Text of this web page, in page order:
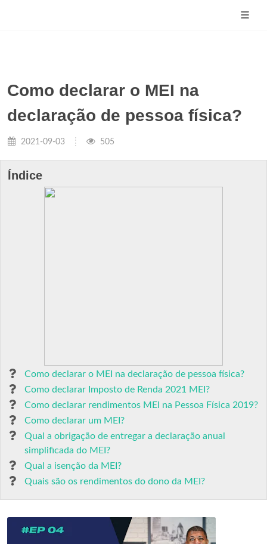
Como declarar o MEI na
declaração de pessoa física?
2021-09-03 505
Índice
Como declarar o MEI na declaração de pessoa física?
Como declarar Imposto de Renda 2021 MEI?
Como declarar rendimentos MEI na Pessoa Física 2019?
Como declarar um MEI?
Qual a obrigação de entregar a declaração anual
simplificada do MEI?
Qual a isenção da MEI?
Quais são os rendimentos do dono da MEI?